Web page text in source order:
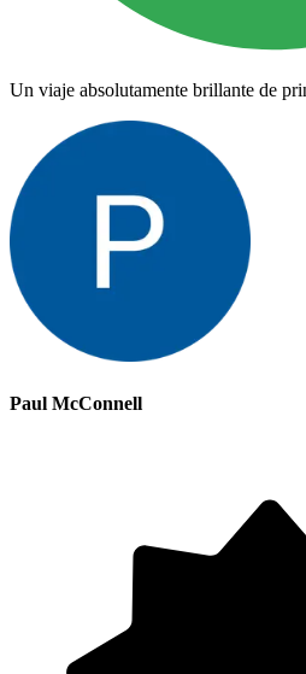
Un viaje absolutamente brillante de
Paul McConnell